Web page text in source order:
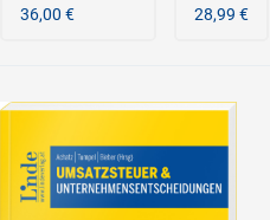
36,00 €
28,99 €